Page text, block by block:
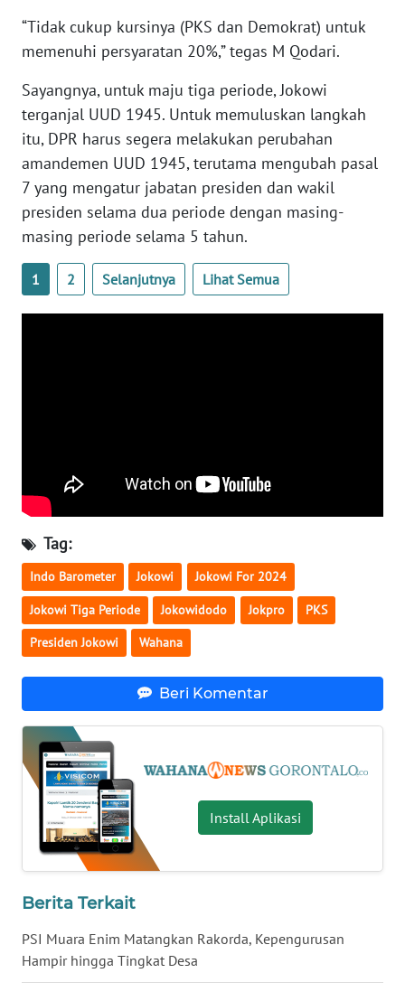
“Tidak cukup kursinya (PKS dan Demokrat) untuk
memenuhi persyaratan 20%,” tegas M Qodari.
Sayangnya, untuk maju tiga periode, Jokowi
terganjal UUD 1945. Untuk memuluskan langkah
itu, DPR harus segera melakukan perubahan
amandemen UUD 1945, terutama mengubah pasal
7 yang mengatur jabatan presiden dan wakil
presiden selama dua periode dengan masing-
masing periode selama 5 tahun.
1 2 Selanjutnya Lihat Semua
Tag:
Indo Barometer Jokowi Jokowi For 2024
Jokowi Tiga Periode Jokowidodo Jokpro PKS
Presiden Jokowi Wahana
Beri Komentar
Install Aplikasi
Berita Terkait
PSI Muara Enim Matangkan Rakorda, Kepengurusan
Hampir hingga Tingkat Desa
WN
NTB
WN
SULTENG
WN
SULBAR
WN
BABEL
WN
SUMBAR
LAMPUNG
WN
JATENG
WN
NUSANTARA
WN
JATIM
WN
BALI
WN
WN
KALTENG